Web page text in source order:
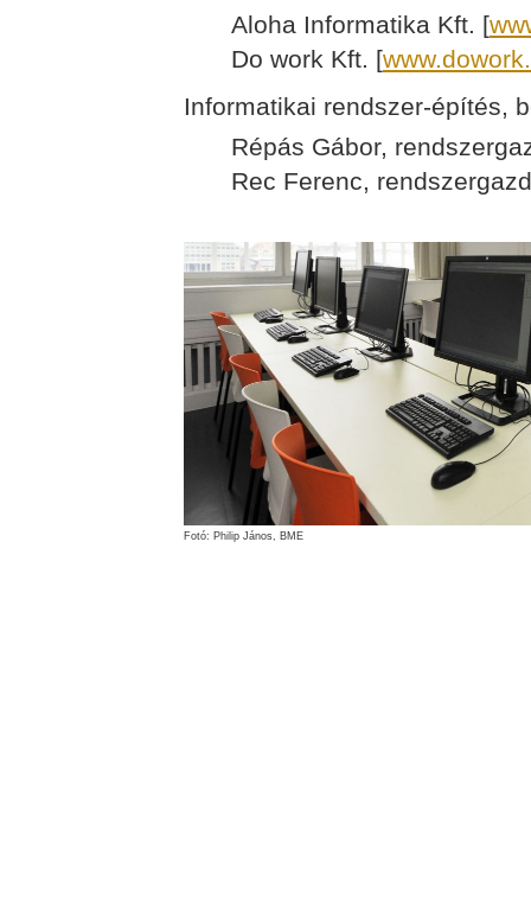
Aloha Informatika Kft. [
Do work Kft. [
Informatikai rendszer-építés,
Répás Gábor,
Rec Ferenc,
Fotó: Philip János, BME